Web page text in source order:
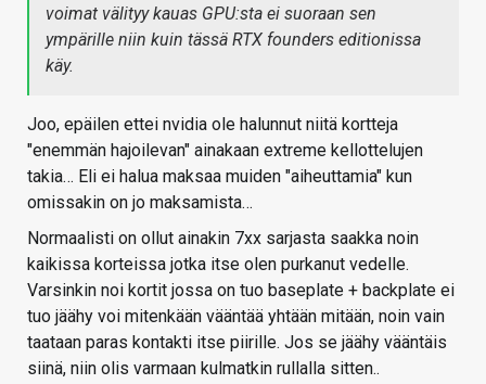
voimat välityy kauas GPU:sta ei suoraan sen
ympärille niin kuin tässä RTX founders editionissa
käy.
Joo, epäilen ettei nvidia ole halunnut niitä kortteja
"enemmän hajoilevan" ainakaan extreme kellottelujen
takia… Eli ei halua maksaa muiden "aiheuttamia" kun
omissakin on jo maksamista…
Normaalisti on ollut ainakin 7xx sarjasta saakka noin
kaikissa korteissa jotka itse olen purkanut vedelle.
Varsinkin noi kortit jossa on tuo baseplate + backplate ei
tuo jäähy voi mitenkään vääntää yhtään mitään, noin vain
taataan paras kontakti itse piirille. Jos se jäähy vääntäis
siinä, niin olis varmaan kulmatkin rullalla sitten..